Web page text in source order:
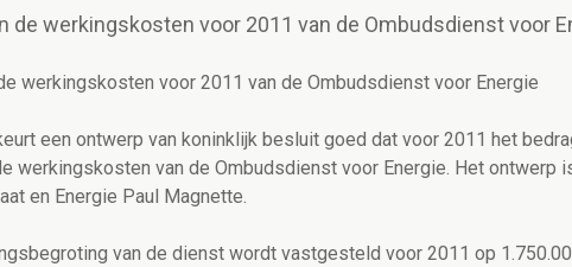
de werkingskosten voor 2011 van de Ombudsdienst voor
werkingskosten voor 2011 van de Ombudsdienst voor Energie
een ontwerp van koninklijk besluit goed dat voor 2011 het
werkingskosten van de Ombudsdienst voor Energie. Het ontwerp
en Energie Paul Magnette.
van de dienst wordt vastgesteld voor 2011 op